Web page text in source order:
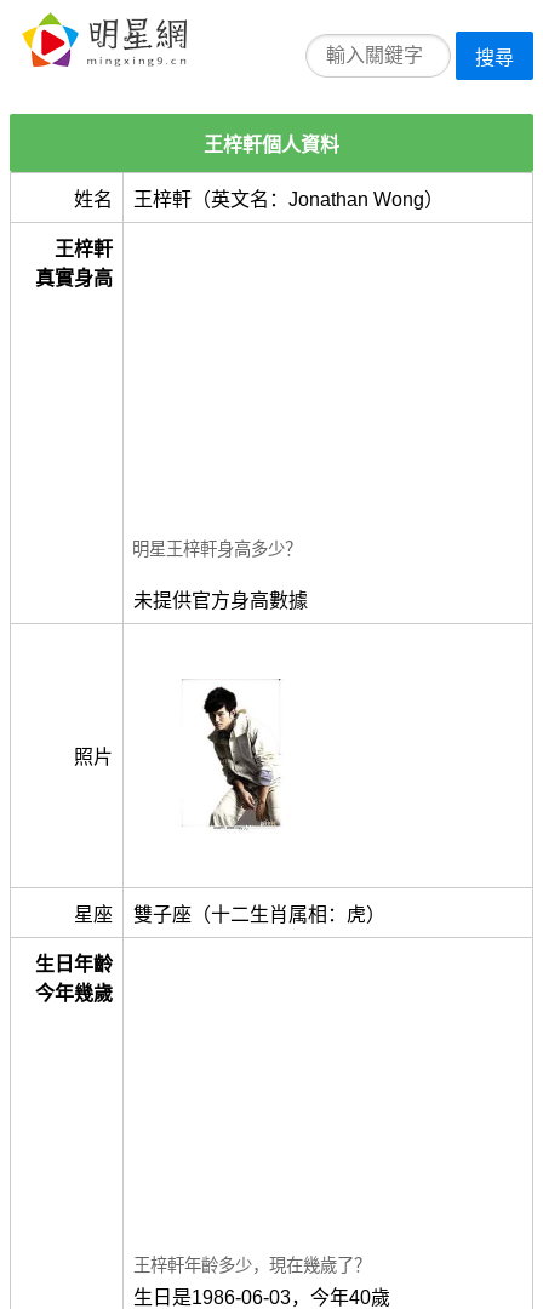
搜尋
王梓軒個人資料
姓名 王梓軒（英文名：Jonathan Wong）
王梓軒
真實身高
明星王梓軒身高多少？
未提供官方身高數據
照片
星座 雙子座（十二生肖属相：虎）
生日年齡
今年幾歲
王梓軒年齡多少，現在幾歲了？
生日是1986-06-03，今年40歲